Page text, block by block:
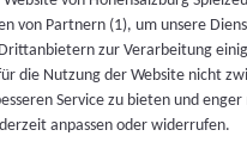
für die ganze
von Partnern (1), um unsere
zur Verarbeitung
die Nutzung der Website nicht
Service zu bieten und
anpassen oder widerrufen.